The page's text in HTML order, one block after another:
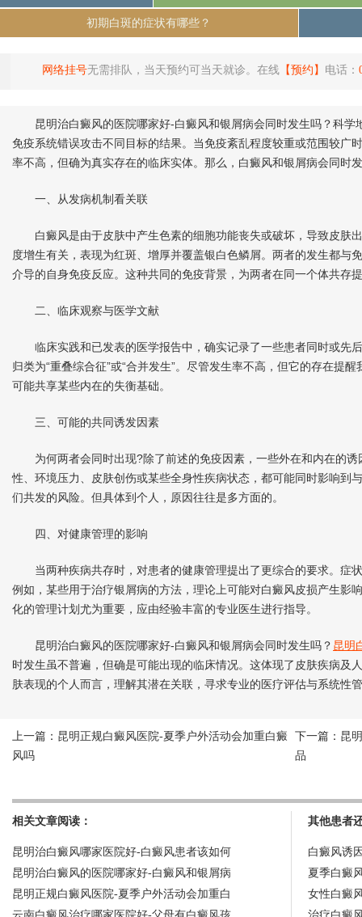
初期白斑的症状有哪些？
网络挂号无需排队，当天预约可当天就诊。在线 【预约】 电话：
昆明治白癜风的医院哪家好-白癜风和银屑病会同时发生吗？科学
免疫系统错误攻击不同目标的结果。当免疫紊乱程度较重或范围较广
率不高，但确为真实存在的临床实体。那么，白癜风和银屑病会同时
一、从发病机制看关联
白癜风是由于皮肤中产生色素的细胞功能丧失或破坏，导致皮肤
度增生有关，表现为红斑、增厚并覆盖银白色鳞屑。两者的发生都与
介导的自身免疫反应。这种共同的免疫背景，为两者在同一个体共存
二、临床观察与医学文献
临床实践和已发表的医学报告中，确实记录了一些患者同时或先
归类为“重叠综合征”或“合并发生”。尽管发生率不高，但它的存在提
可能共享某些内在的失衡基础。
三、可能的共同诱发因素
为何两者会同时出现?除了前述的免疫因素，一些外在和内在的诱
性、环境压力、皮肤创伤或某些全身性疾病状态，都可能同时影响到
们共发的风险。但具体到个人，原因往往是多方面的。
四、对健康管理的影响
当两种疾病共存时，对患者的健康管理提出了更综合的要求。症
例如，某些用于治疗银屑病的方法，理论上可能对白癜风皮损产生影
化的管理计划尤为重要，应由经验丰富的专业医生进行指导。
昆明治白癜风的医院哪家好-白癜风和银屑病会同时发生吗？ 昆明
时发生虽不普遍，但确是可能出现的临床情况。这体现了皮肤疾病及
肤表现的个人而言，理解其潜在关联，寻求专业的医疗评估与系统性
上一篇： 昆明正规白癜风医院-夏季户外活动会加重白癜
风吗
下一篇： 昆
品
相关文章阅读：
昆明治白癜风哪家医院好-白癜风患者该如何
昆明治白癜风的医院哪家好-白癜风和银屑病
昆明正规白癜风医院-夏季户外活动会加重白
其他患者
白癜风诱
夏季白癜
女性白癜